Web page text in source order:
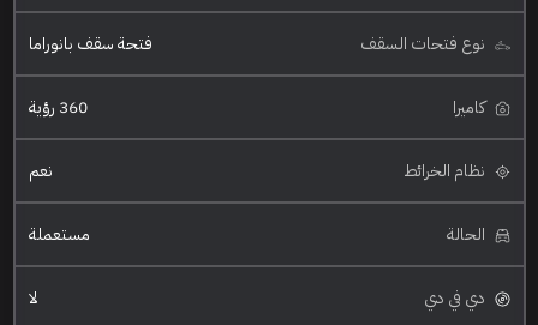
نوع فتحات السقف فتحة سقف بانوراما
كاميرا 360 رؤية
نظام الخرائط نعم
الحالة مستعملة
دي في دي لا